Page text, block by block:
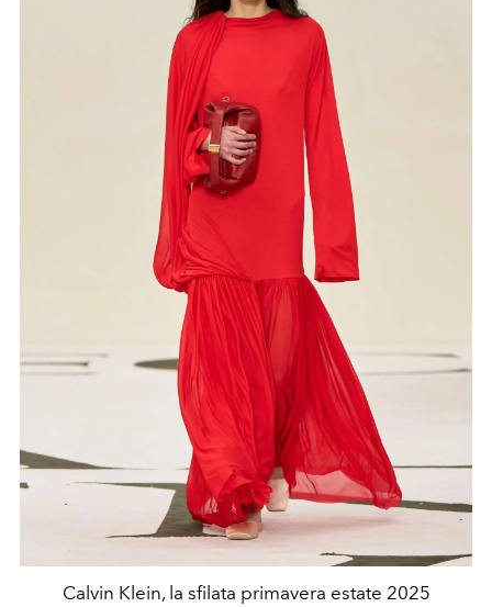
Calvin Klein, la sfilata primavera estate 2025